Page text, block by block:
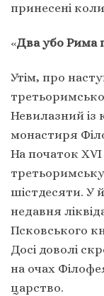
принесені
«Два убо Рима
Утім, про
Невилазний із
монастиря
На початок
шістдесяти. У
недавня
Псковського
Досі доволі
на очах
царство.